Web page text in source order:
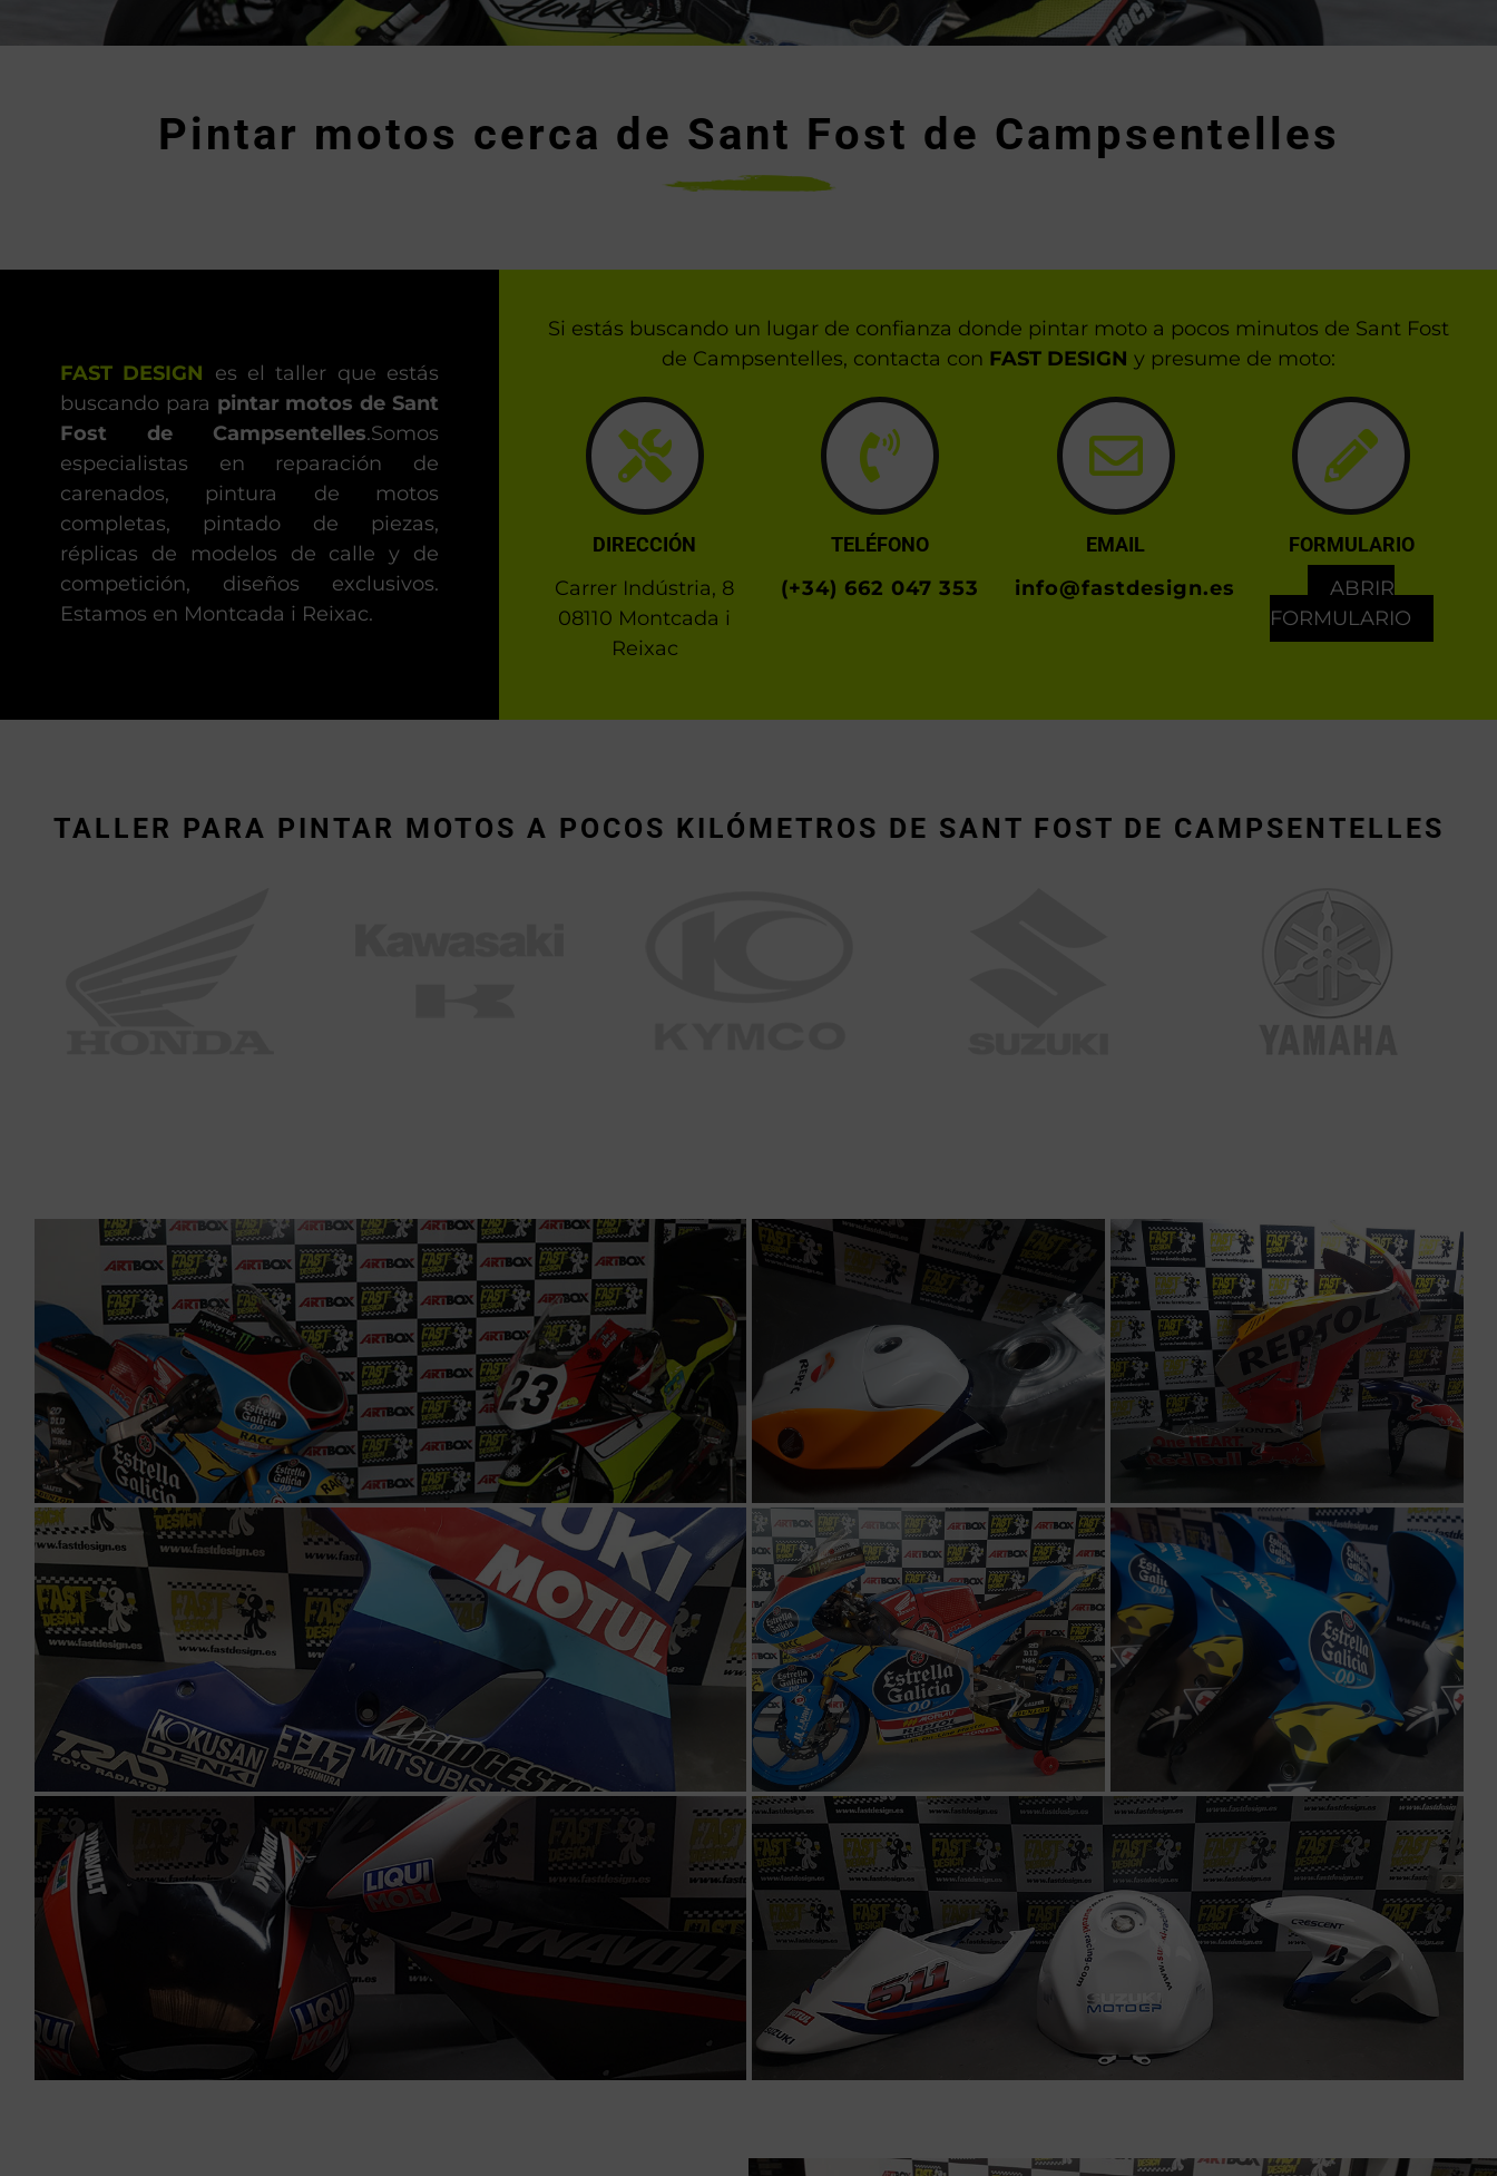
Pintar motos cerca de Sant Fost de Campsentelles
FAST DESIGN es el taller que estás
buscando para pintar motos de Sant
Fost de Campsentelles.Somos
especialistas en reparación de
carenados, pintura de motos
completas, pintado de piezas,
réplicas de modelos de calle y de
competición, diseños exclusivos.
Estamos en Montcada i Reixac.
Si estás buscando un lugar de confianza donde pintar moto a pocos minutos de Sant Fost
de Campsentelles, contacta con FAST DESIGN y presume de moto:
DIRECCIÓN
Carrer Indústria, 8
08110 Montcada i
Reixac
TELÉFONO
(+34) 662 047 353
EMAIL
info@fastdesign.es
FORMULARIO
ABRIR
FORMULARIO
TALLER PARA PINTAR MOTOS A POCOS KILÓMETROS DE SANT FOST DE CAMPSENTELLES